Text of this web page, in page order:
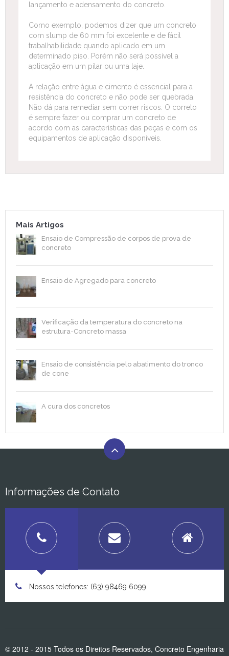
lançamento e adensamento do concreto.
Como exemplo, podemos dizer que um concreto
com slump de 60 mm foi excelente e de fácil
trabalhabilidade quando aplicado em um
determinado piso. Porém não será possível a
aplicação em um pilar ou uma laje.
A relação entre água e cimento é essencial para a
resistência do concreto e não pode ser quebrada.
Não dá para remediar sem correr riscos. O correto
é sempre fazer ou comprar um concreto de
acordo com as características das peças e com os
equipamentos de aplicação disponíveis.
Mais Artigos
Ensaio de Compressão de corpos de prova de
concreto
Ensaio de Agregado para concreto
Verificação da temperatura do concreto na
estrutura-Concreto massa
Ensaio de consistência pelo abatimento do tronco
de cone
A cura dos concretos
Informações de Contato
Nossos telefones: (63) 98469 6099
© 2012 - 2015 Todos os Direitos Reservados, Concreto Engenharia